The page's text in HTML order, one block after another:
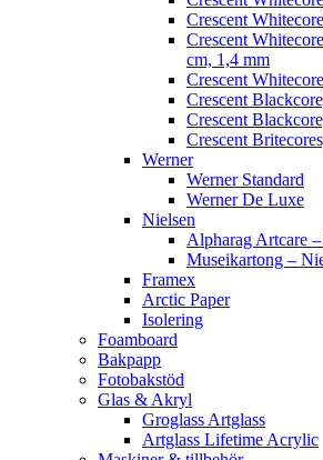
Crescent
Crescent
cm, 1,4 mm
Crescent
Crescent
Crescent
Crescent
Werner
Werner Standard
Werner De Luxe
Nielsen
Alpharag Artcare
Museikartong –
Framex
Arctic Paper
Isolering
Foamboard
Bakpapp
Fotobakstöd
Glas & Akryl
Groglass Artglass
Artglass Lifetime Acrylic